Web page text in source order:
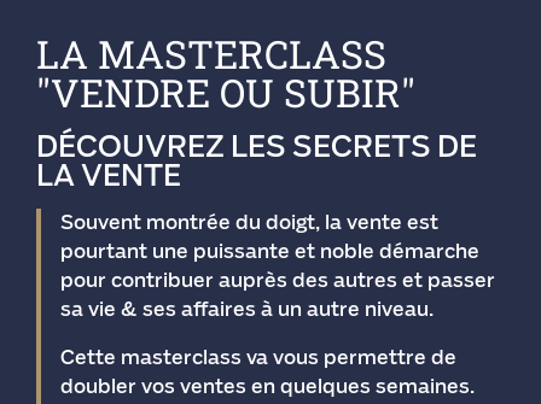
LA MASTERCLASS
"VENDRE OU SUBIR"
DÉCOUVREZ LES SECRETS DE
LA VENTE
Souvent montrée du doigt, la vente est
pourtant une puissante et noble démarche
pour contribuer auprès des autres et passer
sa vie & ses affaires à un autre niveau.
Cette masterclass va vous permettre de
doubler vos ventes en quelques semaines.